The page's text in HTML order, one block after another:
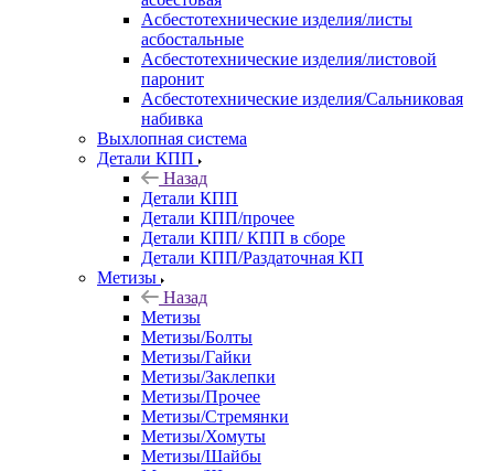
Асбестотехнические изделия/листы
асбостальные
Асбестотехнические изделия/листовой
паронит
Асбестотехнические изделия/Сальниковая
набивка
Выхлопная система
Детали КПП
Назад
Детали КПП
Детали КПП/прочее
Детали КПП/ КПП в сборе
Детали КПП/Раздаточная КП
Метизы
Назад
Метизы
Метизы/Болты
Метизы/Гайки
Метизы/Заклепки
Метизы/Прочее
Метизы/Стремянки
Метизы/Хомуты
Метизы/Шайбы